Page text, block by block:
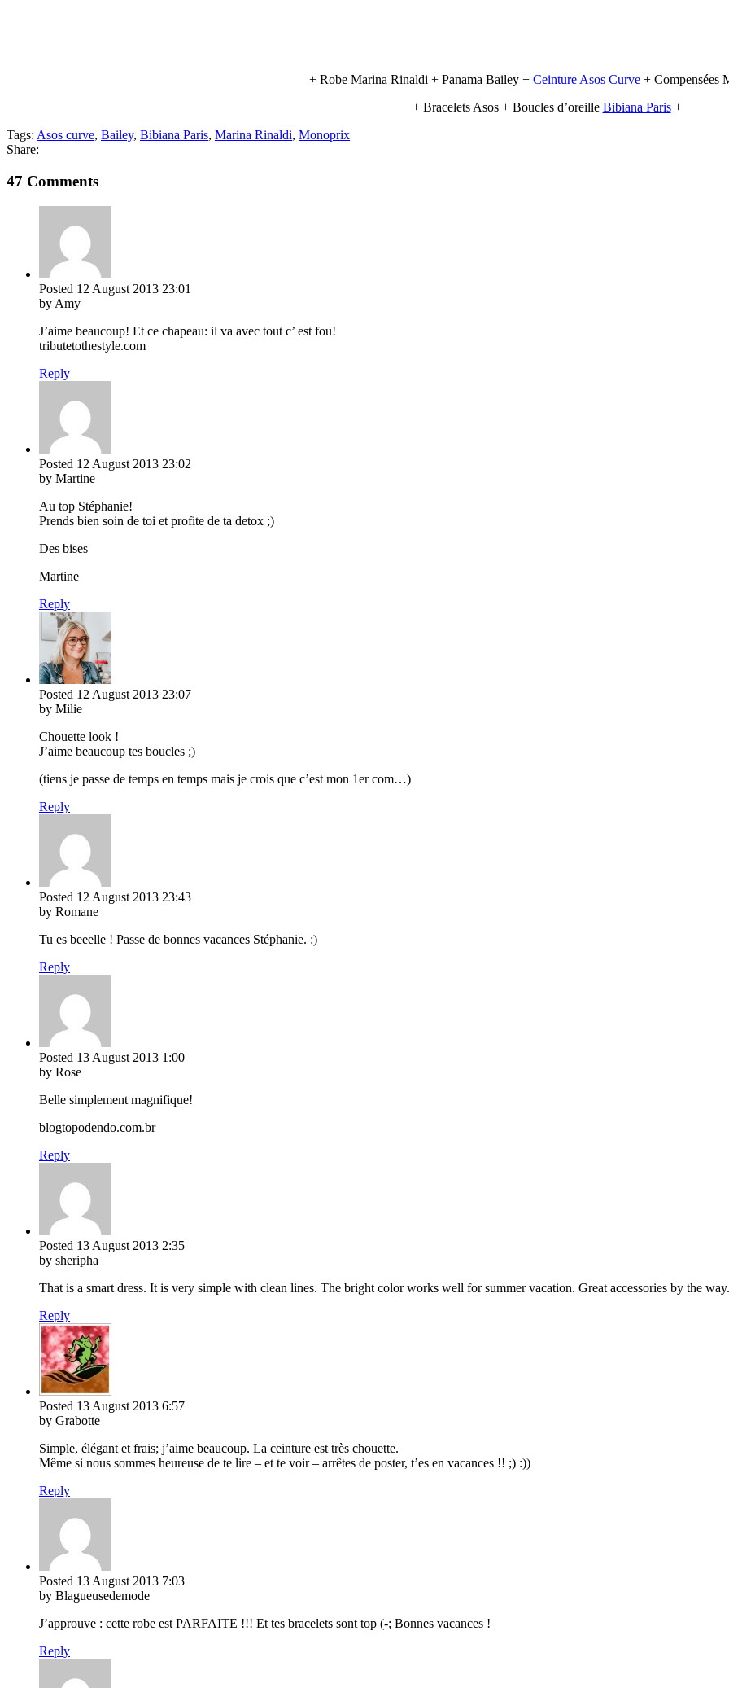
+ Robe Marina Rinaldi + Panama Bailey + Ceinture Asos Curve + Compensées
+ Bracelets Asos + Boucles d’oreille Bibiana Paris+
Tags: Asos curve, Bailey, Bibiana Paris, Marina Rinaldi, Monoprix
Share:
47 Comments
Posted 12 August 2013 23:01
by Amy
J’aime beaucoup! Et ce chapeau: il va avec tout c’ est fou!
tributetothestyle.com
Reply
Posted 12 August 2013 23:02
by Martine
Au top Stéphanie!
Prends bien soin de toi et profite de ta detox ;)
Des bises
Martine
Reply
Posted 12 August 2013 23:07
by Milie
Chouette look !
J’aime beaucoup tes boucles ;)
(tiens je passe de temps en temps mais je crois que c’est mon 1er com…)
Reply
Posted 12 August 2013 23:43
by Romane
Tu es beeelle ! Passe de bonnes vacances Stéphanie. :)
Reply
Posted 13 August 2013 1:00
by Rose
Belle simplement magnifique!
blogtopodendo.com.br
Reply
Posted 13 August 2013 2:35
by sheripha
That is a smart dress. It is very simple with clean lines. The bright color works well for summer vacation. Great accessories by the way.
Reply
Posted 13 August 2013 6:57
by Grabotte
Simple, élégant et frais; j’aime beaucoup. La ceinture est très chouette.
Même si nous sommes heureuse de te lire – et te voir – arrêtes de poster, t’es en vacances !! ;) :))
Reply
Posted 13 August 2013 7:03
by Blagueusedemode
J’approuve : cette robe est PARFAITE !!! Et tes bracelets sont top (-; Bonnes vacances !
Reply